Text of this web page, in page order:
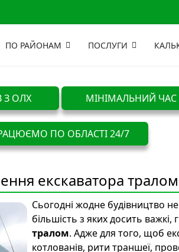
ПО РАЙОНАМ ПОСЛУГИ
З ОЛХ МІНІМАЛЬНИЙ ЧАС
ПО ОБЛАСТІ 24/7
екскаватора тралом
Сьогодні жодне будівництво
більшість з яких досить важкі,
тралом. Адже для того, щоб
котлованів, рити траншеї,